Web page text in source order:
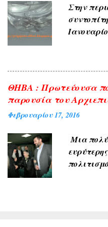
Στην
από
που
ΘΗΒΑ : Πρωτεύουσα
παρουσία του
Φεβρουαρίου 17, 2016
Μια πολύ